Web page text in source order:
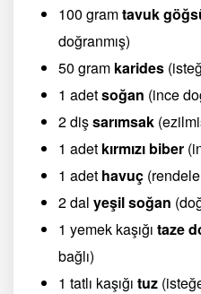
100 gramtavuk
doğranmış)
50 gram karides
1 adetsoğan (ince
2 dişsarımsak
1 adet kırmızı biber
1 adet havuç
2 dal yeşil soğan
1 yemek kaşığı taze
bağlı)
1 tatlı kaşığı tuz